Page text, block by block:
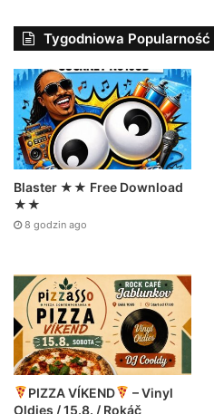
Tygodniowa Popularność
Blaster ★★ Free Download
★★
8 godzin ago
PIZZA VÍKEND
– Vinyl
Oldies / 15.8. / Rokáč